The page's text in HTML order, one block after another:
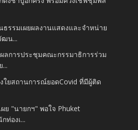
รรมเผยผลงานแสดงและจำหน่าย
น...
ลการประชุมคณะกรรมาธิการร่วม
ใยสถานการณ์ยอดCovid ที่มีผู้ติด
ย "นายกฯ" พอใจ Phuket
ท่องเ...